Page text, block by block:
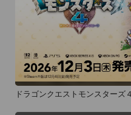
ドラゴンクエストモンスター